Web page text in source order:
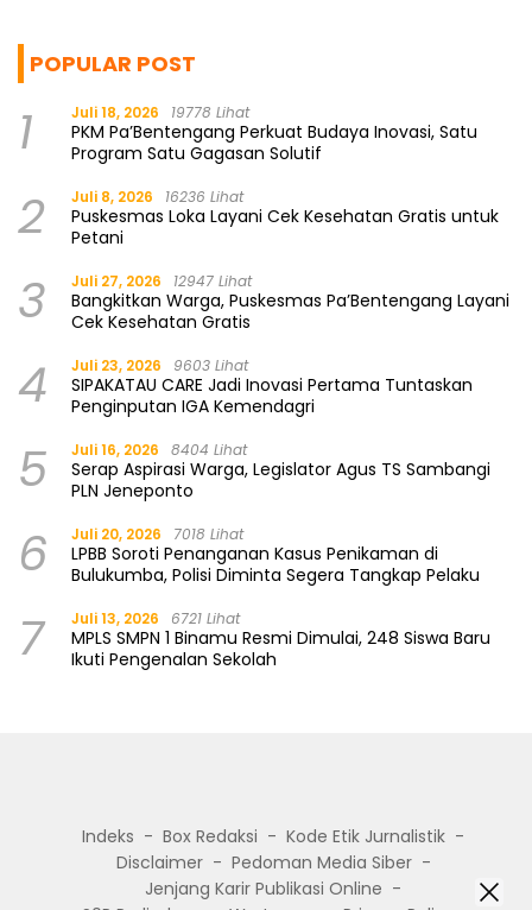
POPULAR POST
1 Juli 18, 2026 19778 Lihat
PKM Pa’Bentengang Perkuat Budaya Inovasi, Satu
Program Satu Gagasan Solutif
2 Juli 8, 2026 16236 Lihat
Puskesmas Loka Layani Cek Kesehatan Gratis untuk
Petani
3 Juli 27, 2026 12947 Lihat
Bangkitkan Warga, Puskesmas Pa’Bentengang Layani
Cek Kesehatan Gratis
4 Juli 23, 2026 9603 Lihat
SIPAKATAU CARE Jadi Inovasi Pertama Tuntaskan
Penginputan IGA Kemendagri
5 Juli 16, 2026 8404 Lihat
Serap Aspirasi Warga, Legislator Agus TS Sambangi
PLN Jeneponto
6 Juli 20, 2026 7018 Lihat
LPBB Soroti Penanganan Kasus Penikaman di
Bulukumba, Polisi Diminta Segera Tangkap Pelaku
7 Juli 13, 2026 6721 Lihat
MPLS SMPN 1 Binamu Resmi Dimulai, 248 Siswa Baru
Ikuti Pengenalan Sekolah
Indeks Box Redaksi
Kode Etik Jurnalistik
Disclaimer
Pedoman Media Siber
Jenjang Karir Publikasi Online